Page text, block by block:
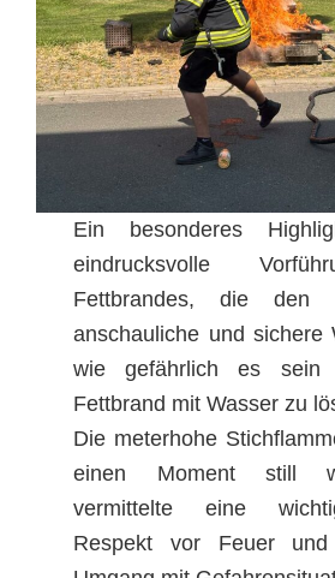
Ein besonderes
eindrucksvolle
Fettbrandes, die den
anschauliche und sichere
wie gefährlich es sein
Fettbrand mit Wasser zu
Die meterhohe
einen Moment still
vermittelte eine
Respekt vor Feuer